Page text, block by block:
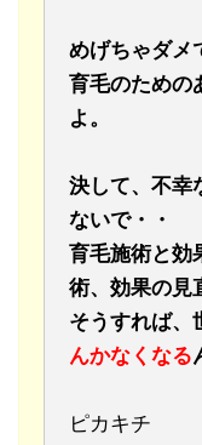
めげちゃダメ
育毛のための
よ。
決して、不幸
ないで・・
育毛施術と効
術、効果の見
そうすれば、
んかなくなる
ピカキチ